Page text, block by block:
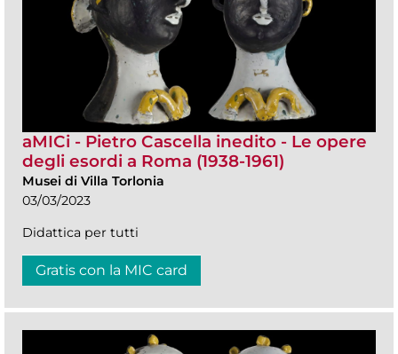
aMICi - Pietro Cascella inedito - Le opere
degli esordi a Roma (1938-1961)
Musei di Villa Torlonia
03/03/2023
Didattica per tutti
Gratis con la MIC card